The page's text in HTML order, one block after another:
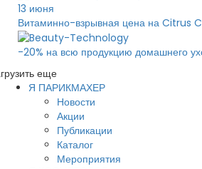
13 июня
Витаминно-взрывная цена на Citrus
-20% на всю продукцию домашнего
еще
Я ПАРИКМАХЕР
Новости
Акции
Публикации
Каталог
Мероприятия